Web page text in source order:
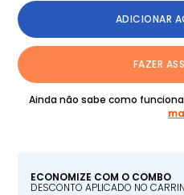
ADICIONAR
FAZER
Ainda não sabe como
ECONOMIZE COM O COMBO
DESCONTO APLICADO NO